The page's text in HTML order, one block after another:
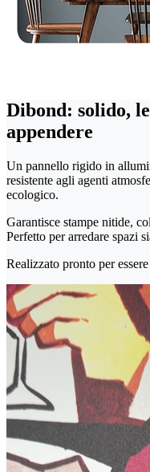
Dibond: solido,
appendere
Un pannello rigido in
resistente agli agenti
ecologico.
Garantisce stampe nitide,
Perfetto per arredare spazi
Realizzato pronto per